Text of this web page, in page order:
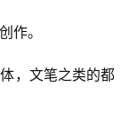
作。
，文笔之类的都